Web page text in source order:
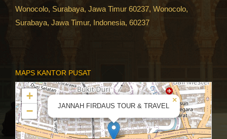
Wonocolo, Surabaya, Jawa Timur 60237, Wonocolo,
Surabaya, Jawa Timur, Indonesia, 60237
MAPS KANTOR PUSAT
JANNAH FIRDAUS TOUR & TRAVEL
×
+
−